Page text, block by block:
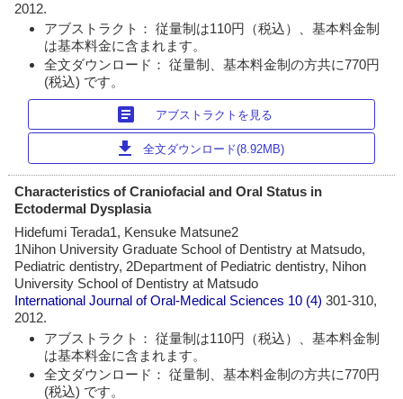
2012.
アブストラクト： 従量制は110円（税込）、基本料金制
は基本料金に含まれます。
全文ダウンロード： 従量制、基本料金制の方共に770円
(税込) です。
article アブストラクトを見る
download 全文ダウンロード(8.92MB)
Characteristics of Craniofacial and Oral Status in
Ectodermal Dysplasia
Hidefumi Terada1, Kensuke Matsune2
1Nihon University Graduate School of Dentistry at Matsudo,
Pediatric dentistry, 2Department of Pediatric dentistry, Nihon
University School of Dentistry at Matsudo
International Journal of Oral-Medical Sciences 10 (4)301-310,
2012.
アブストラクト： 従量制は110円（税込）、基本料金制
は基本料金に含まれます。
全文ダウンロード： 従量制、基本料金制の方共に770円
(税込) です。